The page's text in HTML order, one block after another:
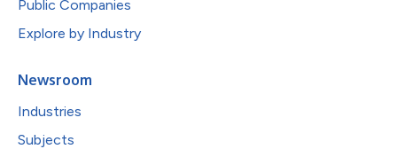
Public Companies
Explore by Industry
Newsroom
Industries
Subjects